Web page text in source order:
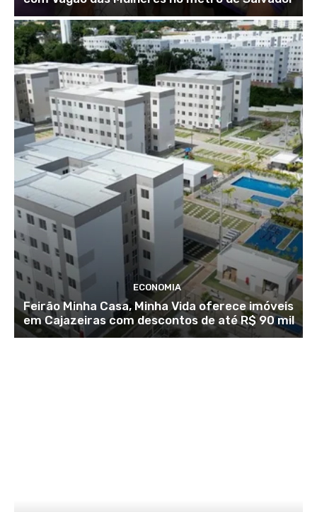
ECONOMIA
Feirão Minha Casa, Minha Vida oferece imóveis
em Cajazeiras com descontos de até R$ 90 mil